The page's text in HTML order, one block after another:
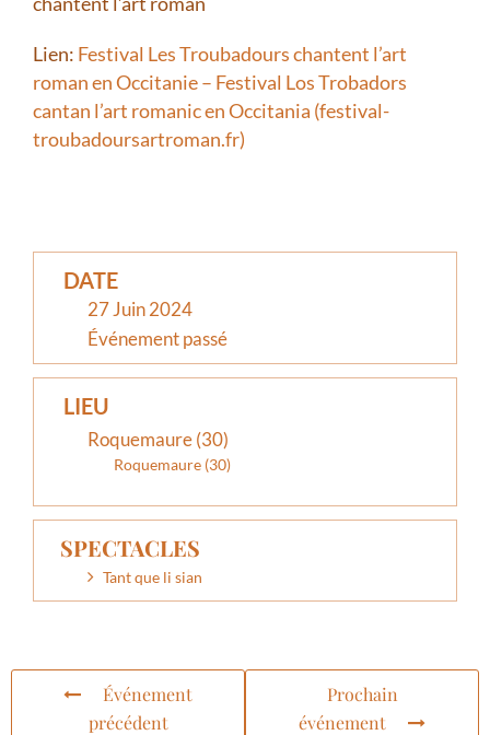
Lien: Festival Les Troubadours chantent l’art
roman en Occitanie – Festival Los Trobadors
cantan l’art romanic en Occitania (festival-
troubadoursartroman.fr)
DATE
27 Juin 2024
Événement passé
LIEU
Roquemaure (30)
Roquemaure (30)
SPECTACLES
Tant que li sian
Événement
précédent
Prochain
événement